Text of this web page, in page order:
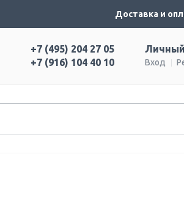
Доставка и
Вход
+7 (495) 204 27 05
+7 (916) 104 40 10